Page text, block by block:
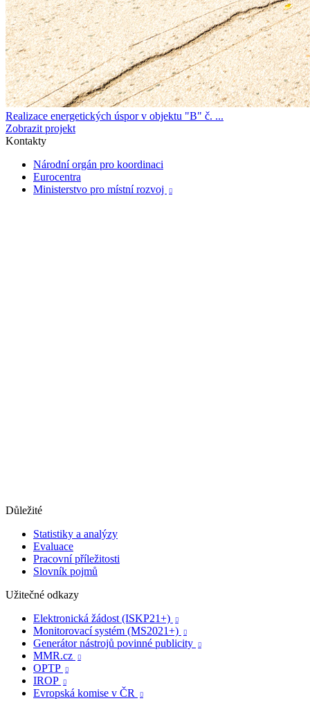
Realizace energetických úspor v objektu "B" č. ...
Zobrazit projekt
Kontakty
Národní orgán pro koordinaci
Eurocentra
Ministerstvo pro místní rozvoj

Důležité
Statistiky a analýzy
Evaluace
Pracovní příležitosti
Slovník pojmů
Užitečné odkazy
Elektronická žádost (ISKP21+)

Monitorovací systém (MS2021+) 
Generátor nástrojů povinné publicity 
MMR.cz 
OPTP 
IROP 
Evropská komise v ČR 